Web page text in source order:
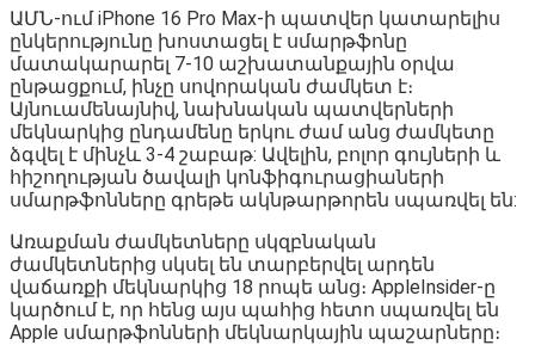
ԱՄՆ-ում iPhone 16 Pro Max-ի պատվեր կատարելիս
ընկերությունը խոստացել է սմարթֆոնը
մատակարարել 7-10 աշխատանքային օրվա
ընթացքում, ինչը սովորական ժամկետ է։
Այնուամենայնիվ, նախնական պատվերների
մեկնարկից ընդամենը երկու ժամ անց ժամկետը
ձգվել է մինչև 3-4 շաբաթ: Ավելին, բոլոր գույների և
հիշողության ծավալի կոնֆիգուրացիաների
սմարթֆոնները գրեթե ակնթարթորեն սպառվել են:
Առաքման ժամկետները սկզբնական
ժամկետներից սկսել են տարբերվել արդեն
վաճառքի մեկնարկից 18 րոպե անց։ AppleInsider-ը
կարծում է, որ հենց այս պահից հետո սպառվել են
Apple սմարթֆոնների մեկնարկային պաշարները։